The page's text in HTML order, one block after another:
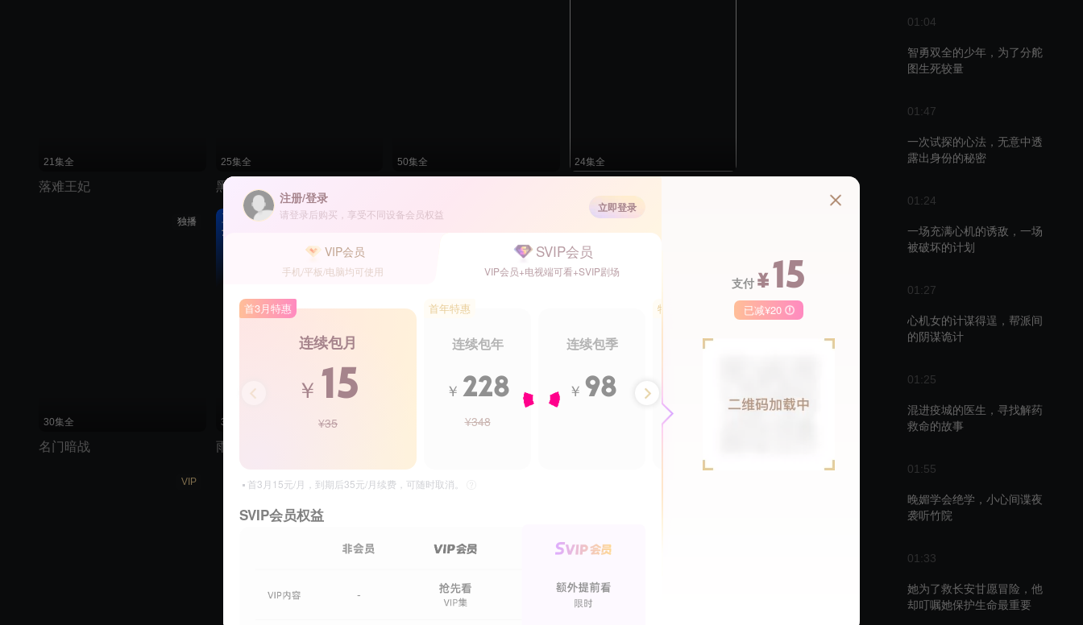
01:04
智勇双全的少年，为了分舵
图生死较量
01:47
一次试探的心法，无意中透
露出身份的秘密
01:24
一场充满心机的诱敌，一场
被破坏的计划
01:27
心机女的计谋得逞，帮派间
的阴谋诡计
01:25
混进疫城的医生，寻找解药
救命的故事
01:55
晚媚学会绝学，小心间谍夜
袭听竹院
01:33
她为了救长安甘愿冒险，他
却叮嘱她保护生命最重要
21集全
落难王妃
25集全
黑色月光
50集全 24集全
独播
30集全
名门暗战
独播
豆瓣
7.0分
37集全
雨霖铃
VIP 独播
注册/登录
请登录后购买，享受不同设备会员权益 立即登录
VIP会员
手机/平板/电脑均可使用
SVIP会员
VIP会员+电视端可看+SVIP剧场
首3月特惠
连续包月
￥ 15
¥35
首年特惠
连续包年
￥ 228
¥348
连续包季
￥ 98
特惠5.5折
年卡 季卡 月卡
50
首3月15元/月，到期后35元/月续费，可随时取消。
SVIP会员权益
支付 ¥15
已减¥20